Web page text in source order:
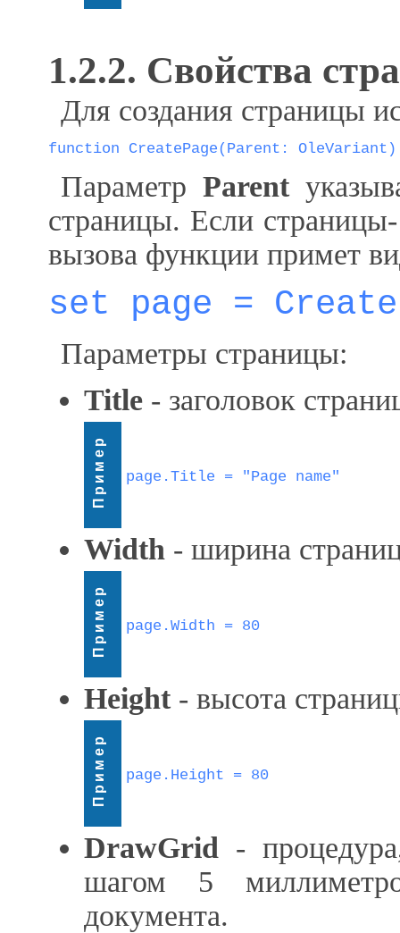
1.2.2. Свойства
Для создания страницы
function CreatePage(Parent:
ПараметрParent
страницы. Если
вызова функции примет
set page =
Параметры страницы:
Title - заголовок
Пример page.Title = "Page name"
Width - ширина
Пример page.Width = 80
Height- высота
Пример page.Height = 80
DrawGrid -
шагом 5
документа.